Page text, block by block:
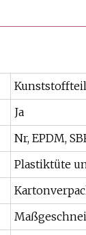
Ja
Nr, EPDM,
Plastiktüte